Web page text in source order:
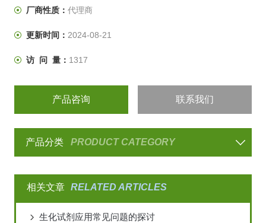
厂商性质： 代理商
更新时间： 2024-08-21
访 问 量： 1317
产品咨询 联系我们
产品分类 PRODUCT CATEGORY
相关文章 RELATED ARTICLES
生化试剂应用常见问题的探讨